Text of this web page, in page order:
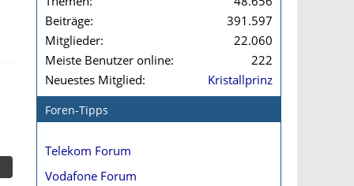
Beiträge
391.597
Mitglieder
22.060
Meiste Benutzer online
222
Neuestes Mitglied
Kristallprinz
Foren-Tipps
Telekom Forum
Vodafone Forum